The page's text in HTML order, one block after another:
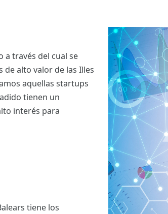
a través del cual se
de alto valor de las Illes
aquellas startups
tienen un
interés para
tiene los